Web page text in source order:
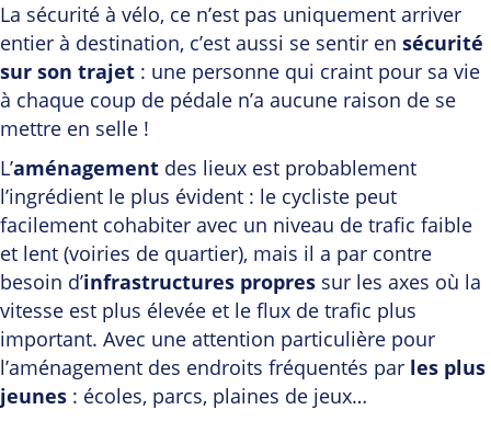
La sécurité à vélo, ce n’est pas uniquement arriver
entier à destination, c’est aussi se sentir en sécurité
sur son trajet : une personne qui craint pour sa vie
à chaque coup de pédale n’a aucune raison de se
mettre en selle !
L’aménagement des lieux est probablement
l’ingrédient le plus évident : le cycliste peut
facilement cohabiter avec un niveau de trafic faible
et lent (voiries de quartier), mais il a par contre
besoin d’infrastructures propres sur les axes où la
vitesse est plus élevée et le flux de trafic plus
important. Avec une attention particulière pour
l’aménagement des endroits fréquentés par les plus
jeunes : écoles, parcs, plaines de jeux…